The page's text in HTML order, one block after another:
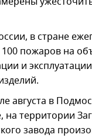
в стране
пожаров на
и эксплуатации
августа в
на территории
завода